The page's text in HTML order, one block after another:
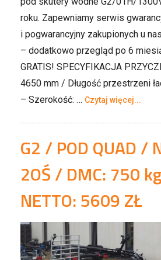
roku. Zapewniamy serwis
i pogwarancyjny zakupionych u
– dodatkowo przegląd po 6
GRATIS! SPECYFIKACJA
4650 mm / Długość przestrzeni
– Szerokość: … Czytaj więcej...
G2 / POD QUAD /
2OŚ / DMC: 750
NETTO: 5609 ZŁ